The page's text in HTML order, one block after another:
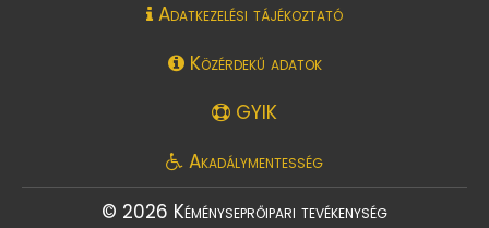
Adatkezelési tájékoztató
Közérdekű adatok
GYIK
Akadálymentesség
© 2026 Kéményseprőipari tevékenység